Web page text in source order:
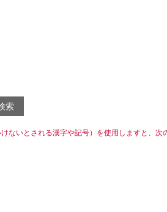
索
ないとされる漢字や記号）を使用しますと、次